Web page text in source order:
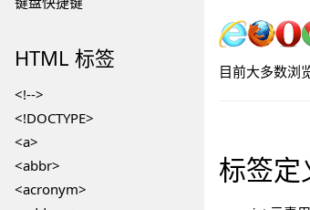
HTML 标签
<!-->
<!DOCTYPE>
<a>
<abbr>
<acronym>
目前大多数浏
标签定